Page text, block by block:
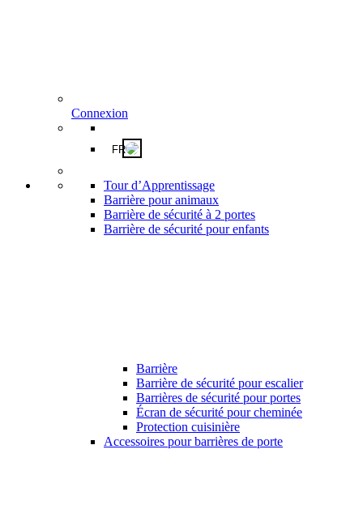
Connexion
FR
Tour d’Apprentissage
Barrière pour animaux
Barrière de sécurité à 2 portes
Barrière de sécurité pour enfants
Barrière
Barrière de sécurité pour escalier
Barrières de sécurité pour portes
Écran de sécurité pour cheminée
Protection cuisinière
Accessoires pour barrières de porte